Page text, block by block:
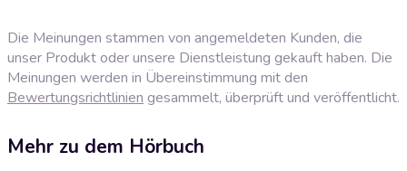
Die Meinungen stammen von angemeldeten Kunden, die
unser Produkt oder unsere Dienstleistung gekauft haben. Die
Meinungen werden in Übereinstimmung mit den
Bewertungsrichtlinien gesammelt, überprüft und veröffentlicht.
Mehr zu dem Hörbuch